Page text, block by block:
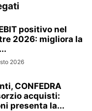
positivo nel
2026: migliora la
2026
CONFEDRA
acquisti:
presenta la...